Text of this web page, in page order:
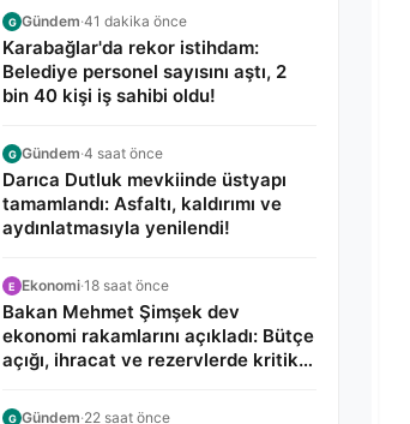
G Gündem·41 dakika önce
Karabağlar'da rekor istihdam:
Belediye personel sayısını aştı, 2
bin 40 kişi iş sahibi oldu!
G Gündem·4 saat önce
Darıca Dutluk mevkiinde üstyapı
tamamlandı: Asfaltı, kaldırımı ve
aydınlatmasıyla yenilendi!
E Ekonomi·18 saat önce
Bakan Mehmet Şimşek dev
ekonomi rakamlarını açıkladı: Bütçe
açığı, ihracat ve rezervlerde kritik
G Gündem·22 saat önce